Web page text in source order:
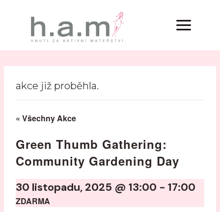
akce již proběhla.
« Všechny Akce
Green Thumb Gathering:
Community Gardening Day
30 listopadu, 2025 @ 13:00 - 17:00
ZDARMA